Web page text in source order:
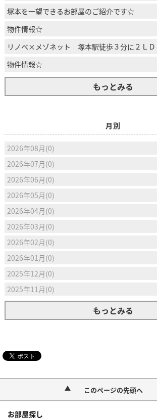
塚本を一望できるお部屋のご紹介です☆
物件情報☆
リノベ×メゾネット 塚本駅徒歩３分に２Ｌ
物件情報☆
もっとみる
月別
2026年08月(0)
2026年07月(0)
2026年06月(0)
2026年05月(0)
2026年04月(0)
2026年03月(0)
2026年02月(0)
2026年01月(0)
2025年12月(0)
2025年11月(0)
もっとみる
このページの先頭へ
お部屋探し